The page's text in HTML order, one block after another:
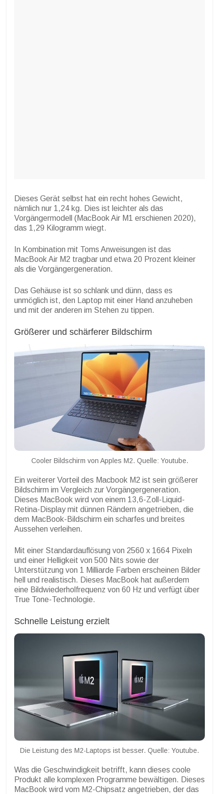
Dieses Gerät selbst hat ein recht hohes Gewicht,
nämlich nur 1,24 kg. Dies ist leichter als das
Vorgängermodell (MacBook Air M1 erschienen 2020),
das 1,29 Kilogramm wiegt.
In Kombination mit Toms Anweisungen ist das
MacBook Air M2 tragbar und etwa 20 Prozent kleiner
als die Vorgängergeneration.
Das Gehäuse ist so schlank und dünn, dass es
unmöglich ist, den Laptop mit einer Hand anzuheben
und mit der anderen im Stehen zu tippen.
Größerer und schärferer Bildschirm
Cooler Bildschirm von Apples M2. Quelle: Youtube.
Ein weiterer Vorteil des Macbook M2 ist sein größerer
Bildschirm im Vergleich zur Vorgängergeneration.
Dieses MacBook wird von einem 13,6-Zoll-Liquid-
Retina-Display mit dünnen Rändern angetrieben, die
dem MacBook-Bildschirm ein scharfes und breites
Aussehen verleihen.
Mit einer Standardauflösung von 2560 x 1664 Pixeln
und einer Helligkeit von 500 Nits sowie der
Unterstützung von 1 Milliarde Farben erscheinen Bilder
hell und realistisch. Dieses MacBook hat außerdem
eine Bildwiederholfrequenz von 60 Hz und verfügt über
True Tone-Technologie.
Schnelle Leistung erzielt
Die Leistung des M2-Laptops ist besser. Quelle: Youtube.
Was die Geschwindigkeit betrifft, kann dieses coole
Produkt alle komplexen Programme bewältigen. Dieses
MacBook wird vom M2-Chipsatz angetrieben, der das